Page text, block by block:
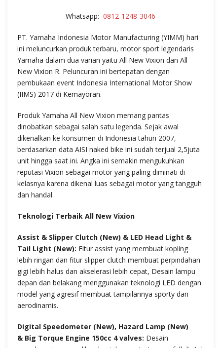
Whatsapp: 0812-1248-3046
PT. Yamaha Indonesia Motor Manufacturing (YIMM) hari
ini meluncurkan produk terbaru, motor sport legendaris
Yamaha dalam dua varian yaitu All New Vixion dan All
New Vixion R. Peluncuran ini bertepatan dengan
pembukaan event Indonesia International Motor Show
(IIMS) 2017 di Kemayoran.
Produk Yamaha All New Vixion memang pantas
dinobatkan sebagai salah satu legenda. Sejak awal
dikenalkan ke konsumen di Indonesia tahun 2007,
berdasarkan data AISI naked bike ini sudah terjual 2,5juta
unit hingga saat ini. Angka ini semakin mengukuhkan
reputasi Vixion sebagai motor yang paling diminati di
kelasnya karena dikenal luas sebagai motor yang tangguh
dan handal.
Teknologi Terbaik All New Vixion
Assist & Slipper Clutch (New) & LED Head Light &
Tail Light (New): Fitur assist yang membuat kopling
lebih ringan dan fitur slipper clutch membuat perpindahan
gigi lebih halus dan akselerasi lebih cepat, Desain lampu
depan dan belakang menggunakan teknologi LED dengan
model yang agresif membuat tampilannya sporty dan
aerodinamis.
Digital Speedometer (New), Hazard Lamp (New)
& Big Torque Engine 150cc 4 valves: Desain